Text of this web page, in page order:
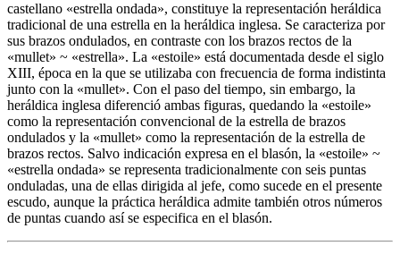
castellano «estrella ondada», constituye la representación heráldica
tradicional de una estrella en la heráldica inglesa. Se caracteriza por
sus brazos ondulados, en contraste con los brazos rectos de la
«mullet» ~ «estrella». La «estoile» está documentada desde el siglo
XIII, época en la que se utilizaba con frecuencia de forma indistinta
junto con la «mullet». Con el paso del tiempo, sin embargo, la
heráldica inglesa diferenció ambas figuras, quedando la «estoile»
como la representación convencional de la estrella de brazos
ondulados y la «mullet» como la representación de la estrella de
brazos rectos. Salvo indicación expresa en el blasón, la «estoile» ~
«estrella ondada» se representa tradicionalmente con seis puntas
onduladas, una de ellas dirigida al jefe, como sucede en el presente
escudo, aunque la práctica heráldica admite también otros números
de puntas cuando así se especifica en el blasón.